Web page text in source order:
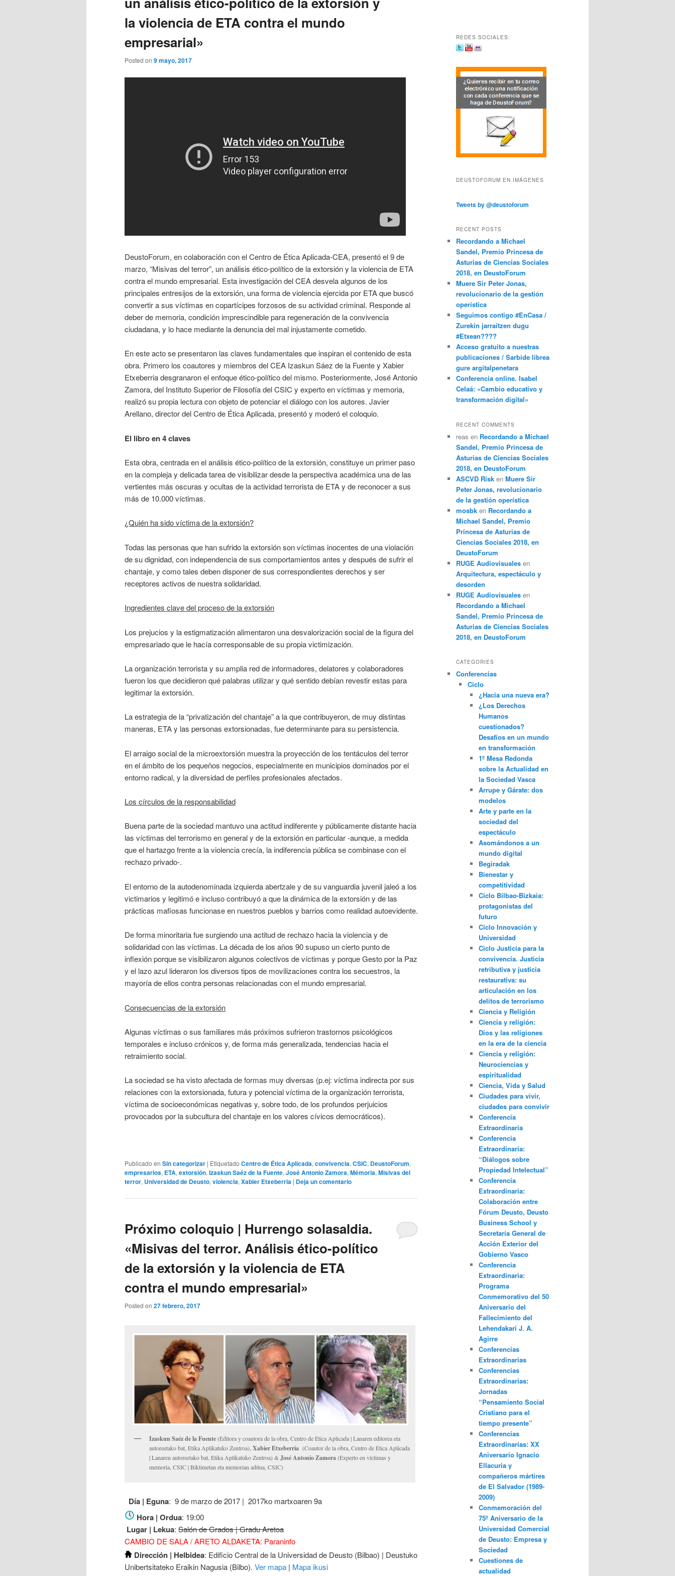
la violencia de ETA contra el mundo
empresarial»
Posted on 9 mayo, 2017
DeustoForum, en colaboración con el Centro de Ética Aplicada-CEA, presentó el 9 de
marzo, “Misivas del terror”, un análisis ético-político de la extorsión y la violencia de ETA
contra el mundo empresarial. Esta investigación del CEA desvela algunos de los
principales entresijos de la extorsión, una forma de violencia ejercida por ETA que buscó
convertir a sus víctimas en copartícipes forzosos de su actividad criminal. Responde al
deber de memoria, condición imprescindible para regeneración de la convivencia
ciudadana, y lo hace mediante la denuncia del mal injustamente cometido.
En este acto se presentaron las claves fundamentales que inspiran el contenido de esta
obra. Primero los coautores y miembros del CEA Izaskun Sáez de la Fuente y Xabier
Etxeberria desgranaron el enfoque ético-político del mismo. Posteriormente, José Antonio
Zamora, del Instituto Superior de Filosofía del CSIC y experto en víctimas y memoria,
realizó su propia lectura con objeto de potenciar el diálogo con los autores. Javier
Arellano, director del Centro de Ética Aplicada, presentó y moderó el coloquio.
El libro en 4 claves
Esta obra, centrada en el análisis ético-político de la extorsión, constituye un primer paso
en la compleja y delicada tarea de visibilizar desde la perspectiva académica una de las
vertientes más oscuras y ocultas de la actividad terrorista de ETA y de reconocer a sus
más de 10.000 víctimas.
¿Quién ha sido víctima de la extorsión?
Todas las personas que han sufrido la extorsión son víctimas inocentes de una violación
de su dignidad, con independencia de sus comportamientos antes y después de sufrir el
chantaje, y como tales deben disponer de sus correspondientes derechos y ser
receptores activos de nuestra solidaridad.
Ingredientes clave del proceso de la extorsión
Los prejucios y la estigmatización alimentaron una desvalorización social de la figura del
empresariado que le hacía corresponsable de su propia victimización.
La organización terrorista y su amplia red de informadores, delatores y colaboradores
fueron los que decidieron qué palabras utilizar y qué sentido debían revestir estas para
legitimar la extorsión.
La estrategia de la “privatización del chantaje” a la que contribuyeron, de muy distintas
maneras, ETA y las personas extorsionadas, fue determinante para su persistencia.
El arraigo social de la microextorsión muestra la proyección de los tentáculos del terror
en el ámbito de los pequeños negocios, especialmente en municipios dominados por el
entorno radical, y la diversidad de perfiles profesionales afectados.
Los círculos de la responsabilidad
Buena parte de la sociedad mantuvo una actitud indiferente y públicamente distante hacia
las víctimas del terrorismo en general y de la extorsión en particular -aunque, a medida
que el hartazgo frente a la violencia crecía, la indiferencia pública se combinase con el
rechazo privado-.
El entorno de la autodenominada izquierda abertzale y de su vanguardia juvenil jaleó a los
victimarios y legitimó e incluso contribuyó a que la dinámica de la extorsión y de las
prácticas mafiosas funcionase en nuestros pueblos y barrios como realidad autoevidente.
De forma minoritaria fue surgiendo una actitud de rechazo hacia la violencia y de
solidaridad con las víctimas. La década de los años 90 supuso un cierto punto de
inflexión porque se visibilizaron algunos colectivos de víctimas y porque Gesto por la Paz
y el lazo azul lideraron los diversos tipos de movilizaciones contra los secuestros, la
mayoría de ellos contra personas relacionadas con el mundo empresarial.
Consecuencias de la extorsión
Algunas víctimas o sus familiares más próximos sufrieron trastornos psicológicos
temporales e incluso crónicos y, de forma más generalizada, tendencias hacia el
retraimiento social.
La sociedad se ha visto afectada de formas muy diversas (p.ej: víctima indirecta por sus
relaciones con la extorsionada, futura y potencial víctima de la organización terrorista,
víctima de socioeconómicas negativas y, sobre todo, de los profundos perjuicios
provocados por la subcultura del chantaje en los valores cívicos democráticos).
Publicado en Sin categorizar | Etiquetado Centro de Ética Aplicada, convivencia, CSIC, DeustoForum,
empresarios, ETA, extorsión, Izaskun Saéz de la Fuente, José Antonio Zamora, Mémoria, Misivas del
terror, Universidad de Deusto, violencia, Xabier Etxeberria | Deja un comentario
Próximo coloquio | Hurrengo solasaldia.
«Misivas del terror. Análisis ético-político
de la extorsión y la violencia de ETA
contra el mundo empresarial»
Posted on 27 febrero, 2017
Izaskun Saéz de la Fuente(Editora y coautora de la obra, Centro de Ética Aplicada | Lanaren editorea eta
autoreetako bat, Etika Aplikatuko Zentroa), Xabier Etxeberria (Coautor de la obra, Centro de Ética Aplicada
| Lanaren autoreetako bat, Etika Aplikatuko Zentroa) & José Antonio Zamora(Experto en víctimas y
memoria, CSIC | Biktimetan eta memorian aditua, CSIC)
Día | Eguna: 9 de marzo de 2017 | 2017ko martxoaren 9a
Hora | Ordua: 19:00
Lugar | Lekua: Salón de Grados | Gradu Aretoa
CAMBIO DE SALA / ARETO ALDAKETA: Paraninfo
Dirección | Helbidea: Edificio Central de la Universidad de Deusto (Bilbao) | Deustuko
Unibertsitateko Eraikin Nagusia (Bilbo). Ver mapa | Mapa ikusi
REDES SOCIALES:
DEUSTOFORUM EN IMÁGENES
Tweets by @deustoforum
RECENT POSTS
Recordando a Michael
Sandel, Premio Princesa de
Asturias de Ciencias Sociales
2018, en DeustoForum
Muere Sir Peter Jonas,
revolucionario de la gestión
operística
Seguimos contigo #EnCasa /
Zurekin jarraitzen dugu
#Etxean????
Acceso gratuito a nuestras
publicaciones / Sarbide librea
gure argitalpenetara
Conferencia online. Isabel
Celaá: «Cambio educativo y
transformación digital»
RECENT COMMENTS
reas en Recordando a Michael
Sandel, Premio Princesa de
Asturias de Ciencias Sociales
2018, en DeustoForum
ASCVD Risk en Muere Sir
Peter Jonas, revolucionario
de la gestión operística
mosbk en Recordando a
Michael Sandel, Premio
Princesa de Asturias de
Ciencias Sociales 2018, en
DeustoForum
RUGE Audiovisuales en
Arquitectura, espectáculo y
desorden
RUGE Audiovisuales en
Recordando a Michael
Sandel, Premio Princesa de
Asturias de Ciencias Sociales
2018, en DeustoForum
CATEGORIES
Conferencias
Ciclo
¿Hacia una nueva era?
¿Los Derechos
Humanos
cuestionados?
Desafíos en un mundo
en transformación
1º Mesa Redonda
sobre la Actualidad en
la Sociedad Vasca
Arrupe y Gárate: dos
modelos
Arte y parte en la
sociedad del
espectáculo
Asomándonos a un
mundo digital
Begiradak
Bienestar y
competitividad
Ciclo Bilbao-Bizkaia:
protagonistas del
futuro
Ciclo Innovación y
Universidad
Ciclo Justicia para la
convivencia. Justicia
retributiva y justicia
restaurativa: su
articulación en los
delitos de terrorismo
Ciencia y Religión
Ciencia y religión:
Dios y las religiones
en la era de la ciencia
Ciencia y religión:
Neurociencias y
espiritualidad
Ciencia, Vida y Salud
Ciudades para vivir,
ciudades para convivir
Conferencia
Extraordinaria
Conferencia
Extraordinaria:
“Diálogos sobre
Propiedad Intelectual”
Conferencia
Extraordinaria:
Colaboración entre
Fórum Deusto, Deusto
Business School y
Secretaría General de
Acción Exterior del
Gobierno Vasco
Conferencia
Extraordinaria:
Programa
Conmemorativo del 50
Aniversario del
Fallecimiento del
Lehendakari J. A.
Agirre
Conferencias
Extraordinarias
Conferencias
Extraordinarias:
Jornadas
“Pensamiento Social
Cristiano para el
tiempo presente”
Conferencias
Extraordinarias: XX
Aniversario Ignacio
Ellacuria y
compañeros mártires
de El Salvador (1989-
2009)
Conmemoración del
75º Aniversario de la
Universidad Comercial
de Deusto: Empresa y
Sociedad
Cuestiones de
actualidad